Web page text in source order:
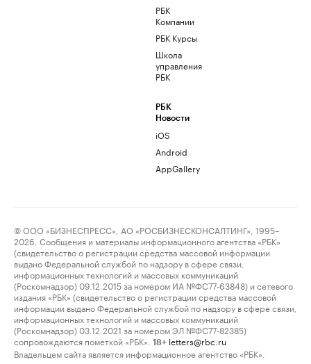
РБК
Компании
РБК Курсы
Школа
управления
РБК
РБК
Новости
iOS
Android
AppGallery
© ООО «БИЗНЕСПРЕСС», АО «РОСБИЗНЕСКОНСАЛТИНГ», 1995–
2026. Сообщения и материалы информационного агентства «РБК»
(свидетельство о регистрации средства массовой информации
выдано Федеральной службой по надзору в сфере связи,
информационных технологий и массовых коммуникаций
(Роскомнадзор) 09.12.2015 за номером ИА №ФС77-63848) и сетевого
издания «РБК» (свидетельство о регистрации средства массовой
информации выдано Федеральной службой по надзору в сфере связи,
информационных технологий и массовых коммуникаций
(Роскомнадзор) 03.12.2021 за номером ЭЛ №ФС77-82385)
сопровождаются пометкой «РБК».
18+ letters@rbc.ru
Владельцем сайта является информационное агентство «РБК».